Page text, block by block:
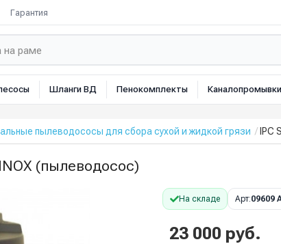
Гарантия
Шланги ВД Пенокомплекты Каналопромывки
пылеводососы для сбора сухой и жидкой грязи IPC
(пылеводосос)
На складе Арт:09609
23 000 руб.